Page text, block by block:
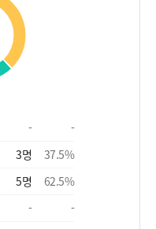
-
-
3명 37.5%
5명 62.5%
-
-